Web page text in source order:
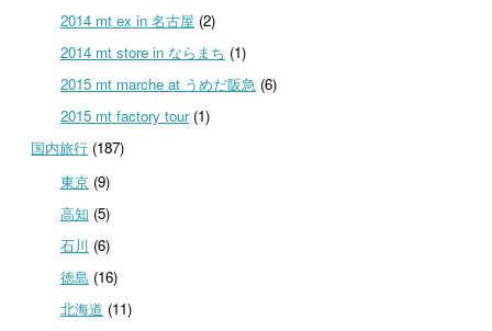
2014 mt ex in 名古屋 (2)
2014 mt store in ならまち (1)
2015 mt marche at うめだ阪急 (6)
2015 mt factory tour(1)
国内旅行 (187)
東京(9)
高知 (5)
石川 (6)
徳島 (16)
北海道 (11)